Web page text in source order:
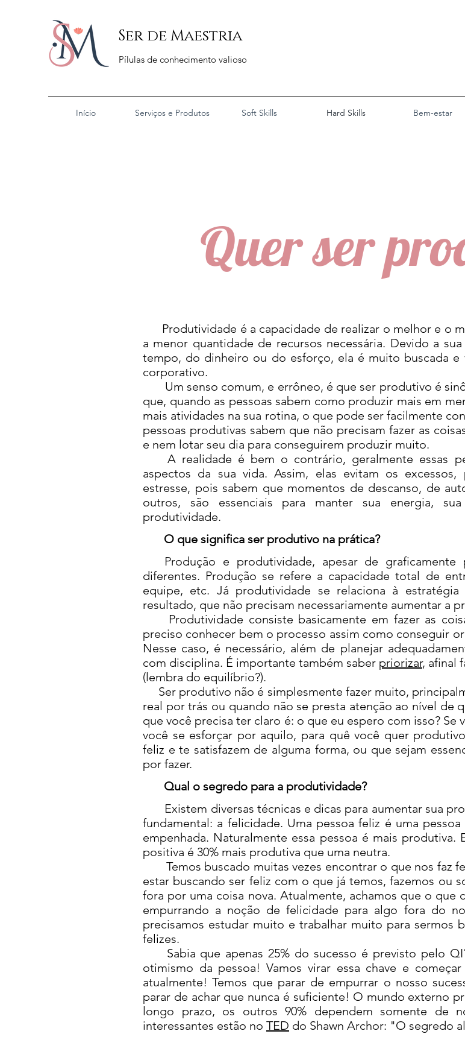
Ser de Maestria
Pílulas de conhecimento valioso
Início Serviços e Produtos Soft Skills Hard Skills Bem-estar
Quer ser
Produtividade é a capacidade de realizar o melhor e o
a menor quantidade de recursos necessária. Devido a
tempo, do dinheiro ou do esforço, ela é muito buscada e
corporativo.
Um senso comum, e errôneo, é que ser produtivo é
que, quando as pessoas sabem como produzir mais em
mais atividades na sua rotina, o que pode ser facilmente
pessoas produtivas sabem que não precisam fazer as
e nem lotar seu dia para conseguirem produzir muito.
A realidade é bem o contrário, geralmente essas
aspectos da sua vida. Assim, elas evitam os
estresse, pois sabem que momentos de descanso, de
outros, são essenciais para manter sua energia,
produtividade.
O que significa ser produtivo na prática?
Produção e produtividade, apesar de graficamente
diferentes. Produção se refere a capacidade total de
equipe, etc. Já produtividade se relaciona à
resultado, que não precisam necessariamente aumentar a
Produtividade consiste basicamente em fazer as
preciso conhecer bem o processo assim como conseguir
Nesse caso, é necessário, além de planejar
com disciplina. É importante também saber priorizar, afinal
(lembra do equilíbrio?).
Ser produtivo não é simplesmente fazer muito,
real por trás ou quando não se presta atenção ao nível de
que você precisa ter claro é: o que eu espero com isso? Se
você se esforçar por aquilo, para quê você quer
feliz e te satisfazem de alguma forma, ou que sejam
por fazer.
Qual o segredo para a produtividade?
Existem diversas técnicas e dicas para aumentar sua
fundamental: a felicidade. Uma pessoa feliz é uma
empenhada. Naturalmente essa pessoa é mais produtiva.
positiva é 30% mais produtiva que uma neutra.
Temos buscado muitas vezes encontrar o que nos faz
estar buscando ser feliz com o que já temos, fazemos ou
fora por uma coisa nova. Atualmente, achamos que o que
empurrando a noção de felicidade para algo fora do
precisamos estudar muito e trabalhar muito para sermos
felizes.
Sabia que apenas 25% do sucesso é previsto pelo
otimismo da pessoa! Vamos virar essa chave e
atualmente! Temos que parar de empurrar o nosso
parar de achar que nunca é suficiente! O mundo externo
longo prazo, os outros 90% dependem somente de
interessantes estão no TED do Shawn Archor: "O segredo